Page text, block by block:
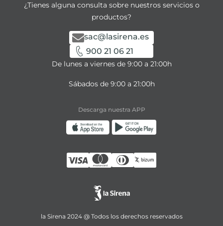
¿Tienes alguna consulta sobre nuestros servicios o
productos?
sac@lasirena.es
900 21 06 21
De lunes a viernes de 9:00 a 21:00h
Sábados de 9:00 a 21:00h
Descarga nuestra APP
la Sirena 2024 @ Todos los derechos reservados